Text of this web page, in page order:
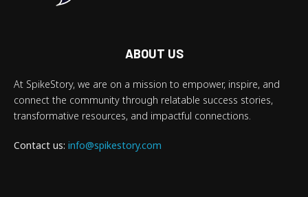
ABOUT US
At SpikeStory, we are on a mission to empower, inspire, and
connect the community through relatable success stories,
transformative resources, and impactful connections.
Contact us: info@spikestory.com